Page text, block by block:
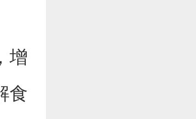
增
食